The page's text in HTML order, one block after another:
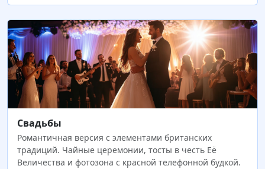
Свадьбы
Романтичная версия с элементами британских
традиций. Чайные церемонии, тосты в честь Её
Величества и фотозона с красной телефонной будкой.